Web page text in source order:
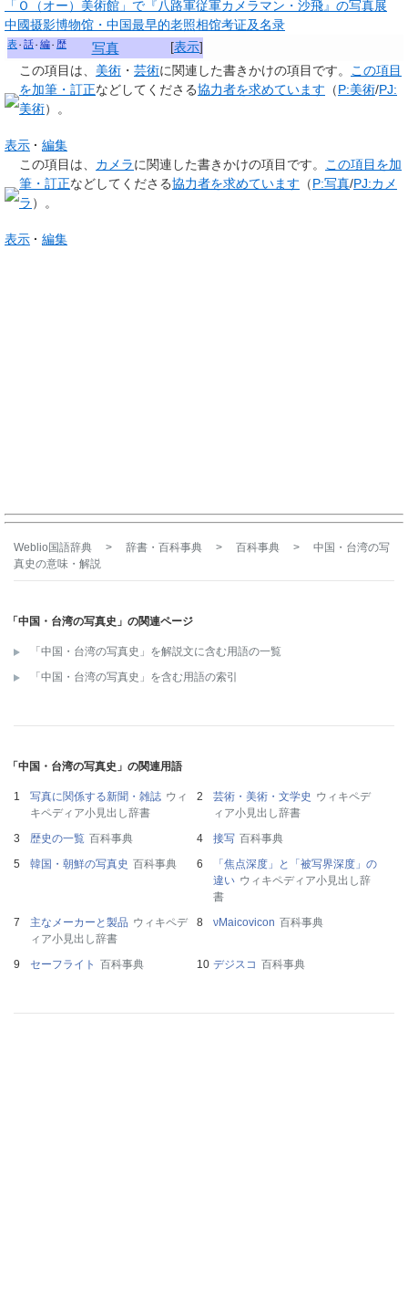
「Ｏ（オー）美術館」で『八路軍従軍カメラマン・沙飛』の写真展
中國摄影博物馆・中国最早的老照相馆考证及名录
[表示]
表 話 編 歴 写真
この項目は、 美術 ・ 芸術に関連した書きかけの項目 です。
この項目
を加筆・訂正などしてくださる協力者を求めています （P:美術/PJ:
美術）。
表示
編集
この項目は、 カメラに関連した書きかけの項目 です。
この項目を加
筆・訂正などしてくださる協力者を求めています （P:写真/PJ:カメ
ラ ）。
表示 編集
Weblio国語辞典 > 辞書・百科事典 > 百科事典 >
中国・台湾の写
真史の意味・解説
「中国・台湾の写真史」の関連ページ
「中国・台湾の写真史」を解説文に含む用語の一覧
「中国・台湾の写真史」を含む用語の索引
「中国・台湾の写真史」の関連用語
写真に関係する新聞・雑誌 ウィ
キペディア小見出し辞書
芸術・美術・文学史 ウィキペデ
ィア小見出し辞書
歴史の一覧 百科事典 接写 百科事典
韓国・朝鮮の写真史 百科事典
「焦点深度」と「被写界深度」の
違い ウィキペディア小見出し辞
書
主なメーカーと製品 ウィキペデ
ィア小見出し辞書
νMaicovicon 百科事典
セーフライト 百科事典 デジスコ 百科事典